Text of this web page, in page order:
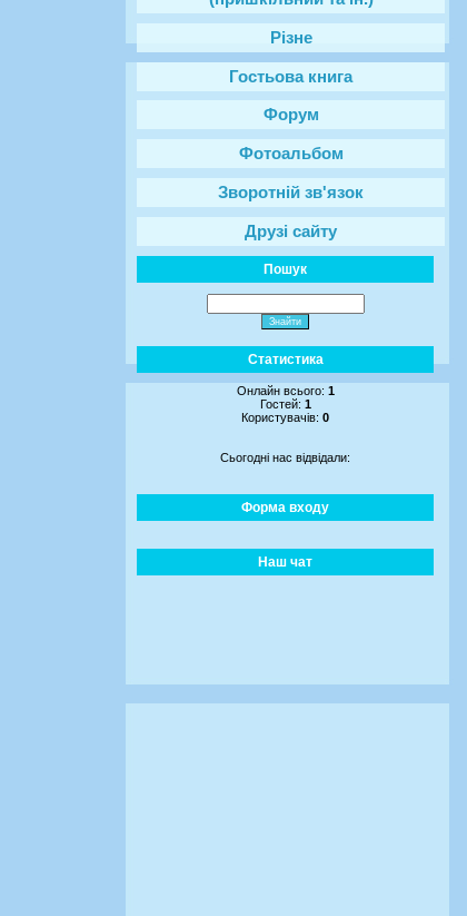
Різне
Гостьова книга
Форум
Фотоальбом
Зворотній зв'язок
Друзі сайту
Пошук
Статистика
Онлайн всього: 1
Гостей: 1
Користувачів: 0
Сьогодні нас відвідали:
Форма входу
Наш чат